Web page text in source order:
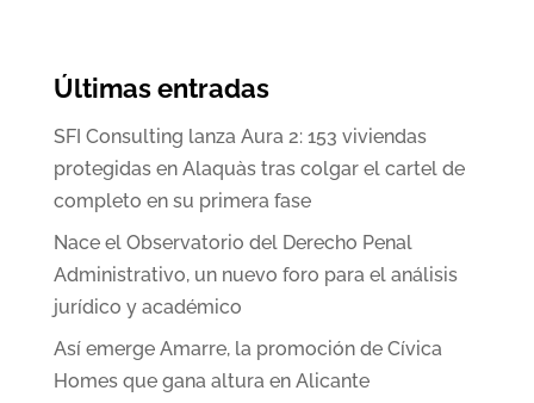
Últimas entradas
SFI Consulting lanza Aura 2: 153 viviendas
protegidas en Alaquàs tras colgar el cartel de
completo en su primera fase
Nace el Observatorio del Derecho Penal
Administrativo, un nuevo foro para el análisis
jurídico y académico
Así emerge Amarre, la promoción de Cívica
Homes que gana altura en Alicante